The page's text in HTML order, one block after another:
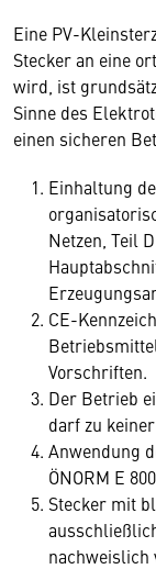
Eine PV-
Stecker an eine
wird, ist
Sinne des
einen sicheren
Einhaltung
Netzen, Teil
CE-
Vorschriften.
Der Betrieb
darf zu
Anwendung
ÖNORM E
Stecker mit
nachweislich